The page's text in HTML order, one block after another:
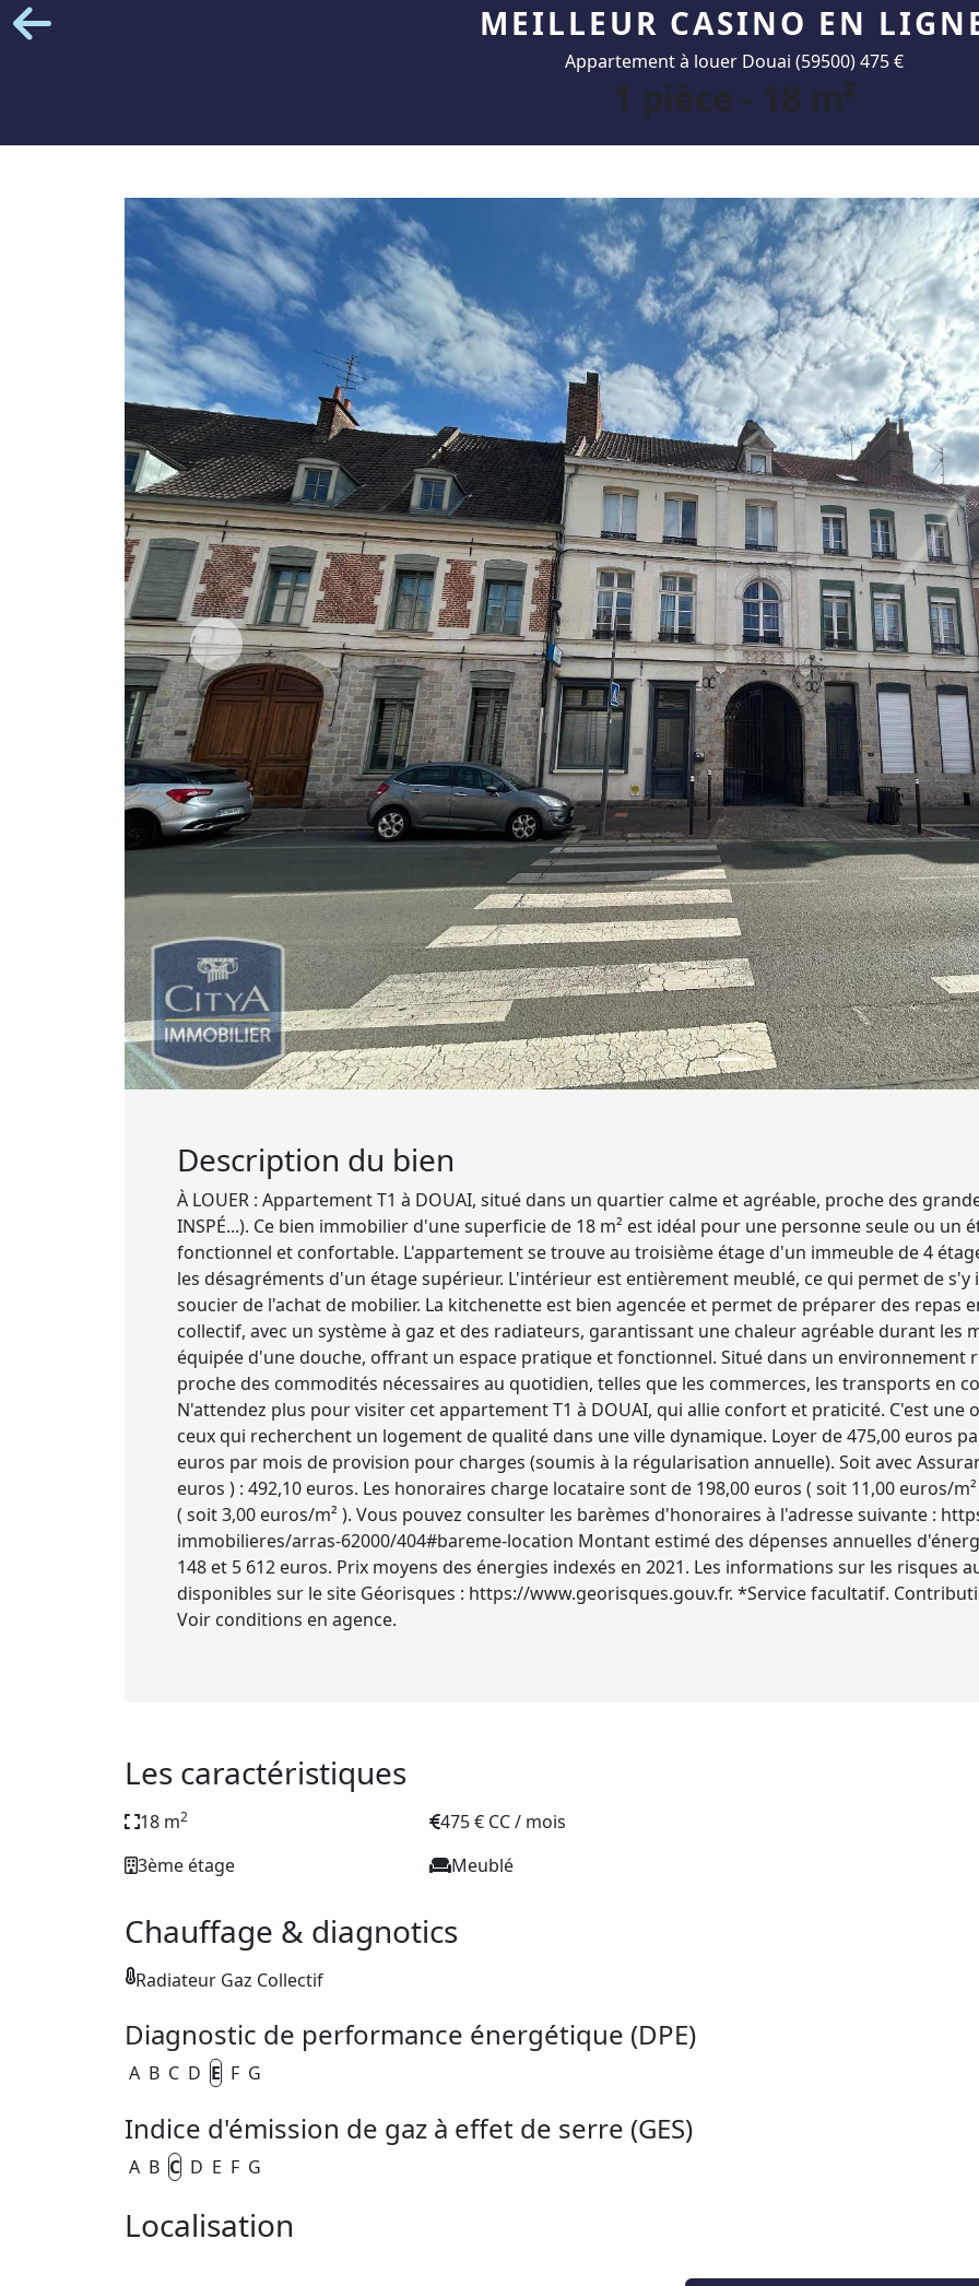
MEILLEUR CASINO EN
Appartement à louer Douai (59500) 475 €
1 pièce - 18 m²
Description du bien
À LOUER : Appartement T1 à DOUAI, situé dans un quartier calme et agréable, proche des
INSPÉ...). Ce bien immobilier d'une superficie de 18 m² est idéal pour une personne seule ou
fonctionnel et confortable. L'appartement se trouve au troisième étage d'un immeuble de 4
les désagréments d'un étage supérieur. L'intérieur est entièrement meublé, ce qui permet de
soucier de l'achat de mobilier. La kitchenette est bien agencée et permet de préparer des repas
collectif, avec un système à gaz et des radiateurs, garantissant une chaleur agréable durant les
équipée d'une douche, offrant un espace pratique et fonctionnel. Situé dans un environnement
proche des commodités nécessaires au quotidien, telles que les commerces, les transports en
N'attendez plus pour visiter cet appartement T1 à DOUAI, qui allie confort et praticité. C'est
ceux qui recherchent un logement de qualité dans une ville dynamique. Loyer de 475,00 euros
euros par mois de provision pour charges (soumis à la régularisation annuelle). Soit avec
euros ) : 492,10 euros. Les honoraires charge locataire sont de 198,00 euros ( soit 11,00 euros/
( soit 3,00 euros/m² ). Vous pouvez consulter les barèmes d'honoraires à l'adresse suivante :
immobilieres/arras-62000/404#bareme-location Montant estimé des dépenses annuelles
148 et 5 612 euros. Prix moyens des énergies indexés en 2021. Les informations sur les risques
disponibles sur le site Géorisques : https://www.georisques.gouv.fr. *Service facultatif.
Voir conditions en agence.
Les caractéristiques
18 m2
475 € CC / mois
3ème étage
Meublé
Chauffage & diagnotics
Radiateur Gaz Collectif
Diagnostic de performance énergétique (DPE)
A B C D E F G
Indice d'émission de gaz à effet de serre (GES)
A B C D E F G
Localisation